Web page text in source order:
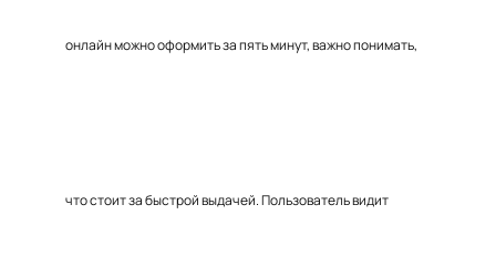
онлайн можно оформить за пять минут, важно понимать,
что стоит за быстрой выдачей. Пользователь видит